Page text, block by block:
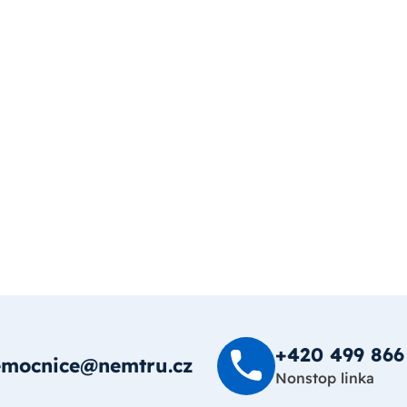
+420 499
Nonstop linka